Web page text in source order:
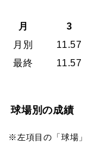
月 3
月別
11.57
最終
11.57
球場別の成績
※左項目の「球場